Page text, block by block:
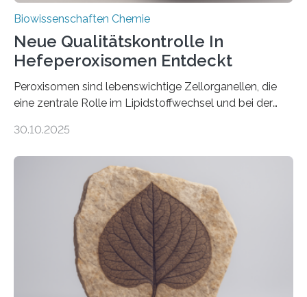
Biowissenschaften Chemie
Neue Qualitätskontrolle In
Hefeperoxisomen Entdeckt
Peroxisomen sind lebenswichtige Zellorganellen, die
eine zentrale Rolle im Lipidstoffwechsel und bei der
erfüllen können, müssen zahlreiche Enzyme präzise in
der Ruhr-Universität Bochum um Prof. Dr. Ralf Erdmann
und Dr. Ismaila Francis Yusuf hat nun einen bislang
unbekannten Qualitätskontrollmechanismus des
peroxisomalen Proteintransports in der Bäckerhefe
Saccharomyces cerevisiae entdeckt, der für die
Funktionsfähigkeit der Organellen entscheidend ist. Die
Studie wurde am 28. Oktober 2025 in der
Fachzeitschrift…
30.10.2025